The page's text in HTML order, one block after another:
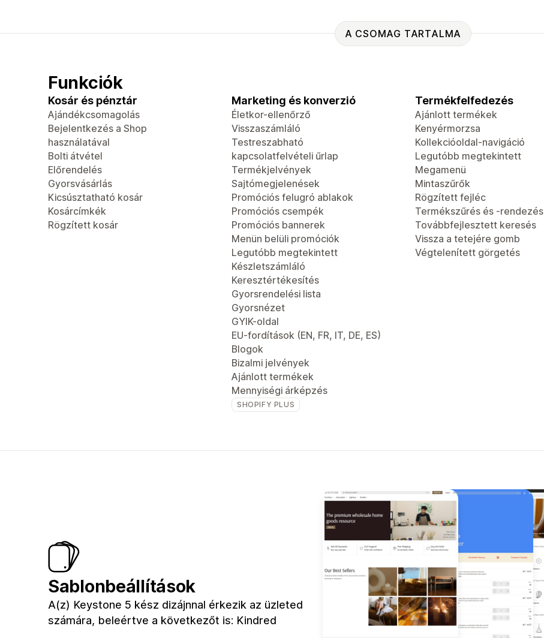
A CSOMAG TARTALMA
Funkciók
Kosár és pénztár
Ajándékcsomagolás
Bejelentkezés a Shop
használatával
Bolti átvétel
Előrendelés
Gyorsvásárlás
Kicsúsztatható kosár
Kosárcímkék
Rögzített kosár
Marketing és konverzió
Életkor-ellenőrző
Visszaszámláló
Testreszabható
kapcsolatfelvételi űrlap
Termékjelvények
Sajtómegjelenések
Promóciós felugró ablakok
Promóciós csempék
Promóciós bannerek
Menün belüli promóciók
Legutóbb megtekintett
Készletszámláló
Keresztértékesítés
Gyorsrendelési lista
Gyorsnézet
GYIK-oldal
EU-fordítások (EN, FR, IT, DE, ES)
Blogok
Bizalmi jelvények
Ajánlott termékek
Mennyiségi árképzés
SHOPIFY PLUS
Termékfelfedezés
Ajánlott termékek
Kenyérmorzsa
Kollekcióoldal-navigáció
Legutóbb megtekintett
Megamenü
Mintaszűrők
Rögzített fejléc
Termékszűrés és -rendezés
Továbbfejlesztett keresés
Vissza a tetejére gomb
Végtelenített görgetés
Sablonbeállítások
A(z) Keystone 5 kész dizájnnal érkezik az üzleted
számára, beleértve a következőt is: Kindred